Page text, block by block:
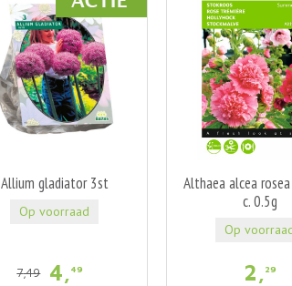
Allium gladiator 3st
7,49 4,49
Op voorraad
Althaea alcea
c. 0.5g
2,29
Op